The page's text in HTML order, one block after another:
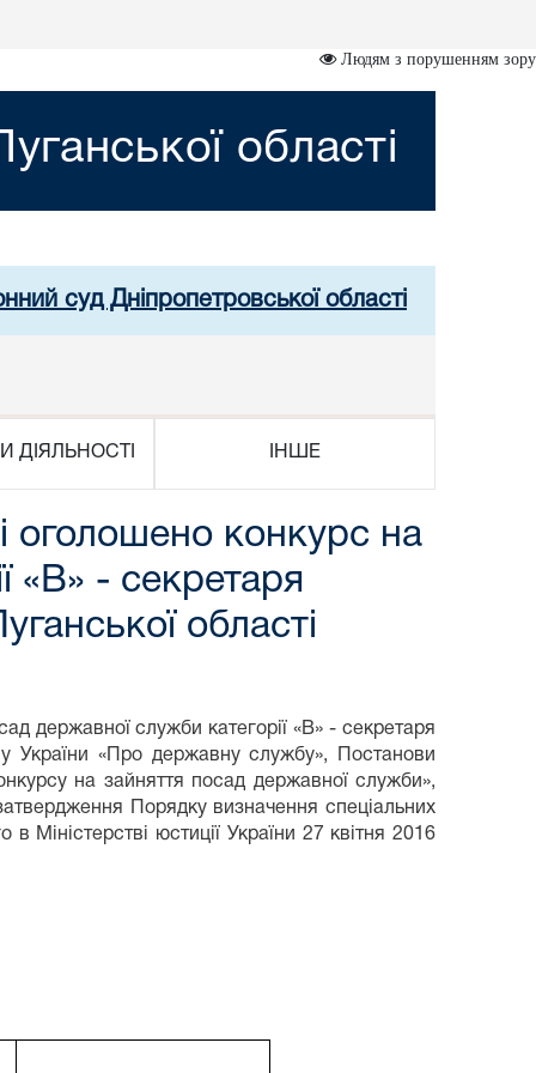
Людям з порушенням зору
області
суд Дніпропетровської області
ДІЯЛЬНОСТІ ІНШЕ
оголошено конкурс на
«В» - секретаря
області
державної служби категорії «В» - секретаря
України «Про державну службу», Постанови
на зайняття посад державної служби»,
Порядку визначення спеціальних
Міністерстві юстиції України 27 квітня 2016